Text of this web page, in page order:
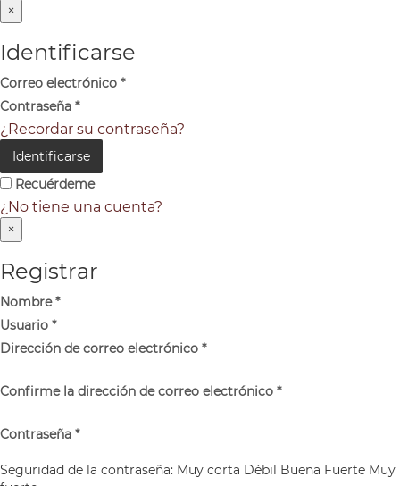
×
Identificarse
Correo electrónico *
Contraseña *
¿Recordar su contraseña?
Identificarse
Recuérdeme
¿No tiene una cuenta?
×
Registrar
Nombre*
Usuario *
Dirección de correo electrónico *
Confirme la dirección de correo electrónico *
Contraseña *
Seguridad de la contraseña: Muy corta Débil Buena Fuerte Muy